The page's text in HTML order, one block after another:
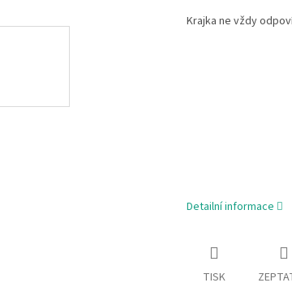
Krajka ne vždy
Detailní informace
TISK